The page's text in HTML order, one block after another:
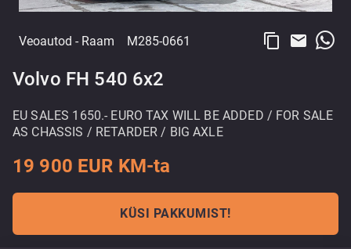
Veoautod - Raam M285-0661 content_copy email
Volvo FH 540 6x2
EU SALES 1650.- EURO TAX WILL BE ADDED / FOR SALE
AS CHASSIS / RETARDER / BIG AXLE
19 900 EUR KM-ta
KÜSI PAKKUMIST!